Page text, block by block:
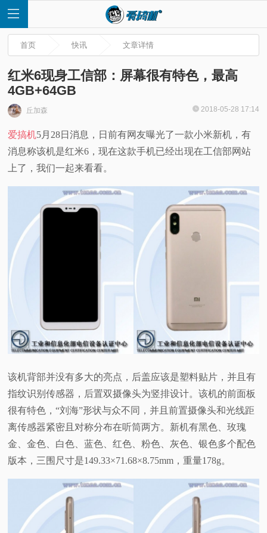
首
页
快
测
科
普
体
专
首页 快讯 文章详情
红米6现身工信部：屏幕很有特色，最高
4GB+64GB
丘加森 2018-05-28 17:14
爱搞机5月28日消息，日前有网友曝光了一款小米新机，有
消息称该机是红米6，现在这款手机已经出现在工信部网站
上了，我们一起来看看。
该机背部并没有多大的亮点，后盖应该是塑料贴片，并且有
指纹识别传感器，后置双摄像头为竖排设计。该机的前面板
很有特色，“刘海”形状与众不同，并且前置摄像头和光线距
离传感器紧密且对称分布在听筒两方。新机有黑色、玫瑰
金、金色、白色、蓝色、红色、粉色、灰色、银色多个配色
版本，三围尺寸是149.33×71.68×8.75mm，重量178g。